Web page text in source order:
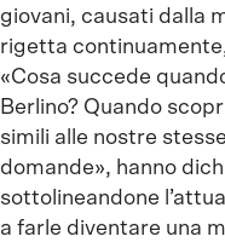
giovani, causati dalla
rigetta
«Cosa succede
Berlino? Quando
simili alle nostre
domande», hanno
sottolineandone
a farle diventare una